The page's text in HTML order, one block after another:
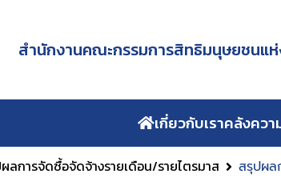
สำนักงานคณะกรรมการสิทธิมนุษยชนแ
เกี่ยวกับเราคลังคว
ลการจัดซื้อจัดจ้างรายเดือน/รายไตรมาส สรุปผล